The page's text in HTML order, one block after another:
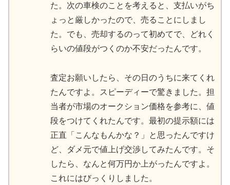
た。次の車検のことを考えると、支払いがち
ょっと厳しかったので、売ることにしまし
た。でも、売却するのって初めてで、どれく
らいの値段がつくのか不安だったんです。
査定お願いしたら、その日のうちに来てくれ
たんですよ。スピーディーで驚きました。担
当者が市場のオークション価格を参考に、値
段をつけてくれたんです。最初の提示額には
正直「こんなもんかな？」と思ったんですけ
ど、ダメ元で値上げ交渉してみたんです。そ
したら、なんと何万円か上がったんですよ。
これにはびっくりしました。